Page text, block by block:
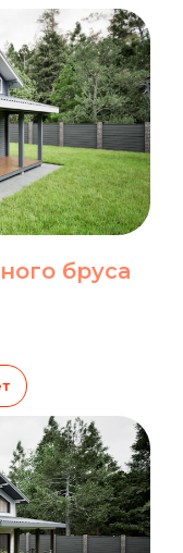
бруса